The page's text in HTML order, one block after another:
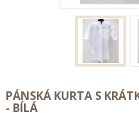
PÁNSKÁ KURTA S
- BÍLÁ